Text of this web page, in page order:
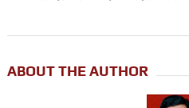
ABOUT THE AUTHOR